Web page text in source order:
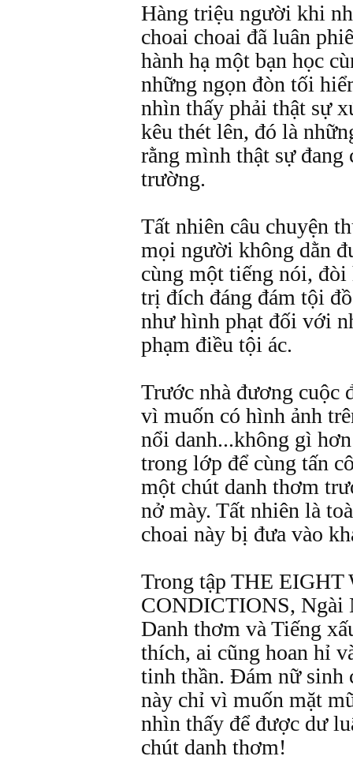
Hàng triệu người khi
choai choai đã luân
hành hạ một bạn học
những ngọn đòn tối
nhìn thấy phải thật sự
kêu thét lên, đó là
rằng mình thật sự
trường.
Tất nhiên câu chuyện
mọi người không dằn
cùng một tiếng nói,
trị đích đáng đám tội
như hình phạt đối với
phạm điều tội ác.
Trước nhà đương cuộc
vì muốn có hình ảnh
nổi danh...không gì
trong lớp để cùng tấn
một chút danh thơm
nở mày. Tất nhiên là
choai này bị đưa vào
Trong tập THE
CONDICTIONS, Ngài
Danh thơm và Tiếng
thích, ai cũng hoan hỉ
tinh thần. Đám nữ sinh
này chỉ vì muốn mặt
nhìn thấy để được dư
chút danh thơm!